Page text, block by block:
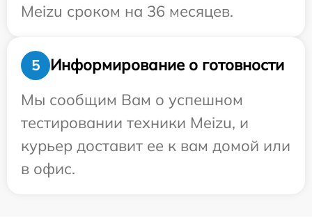
Meizu сроком на 36 месяцев.
5
Информирование о готовности
Мы сообщим Вам о успешном
тестировании техники Meizu, и
курьер доставит ее к вам домой или
в офис.